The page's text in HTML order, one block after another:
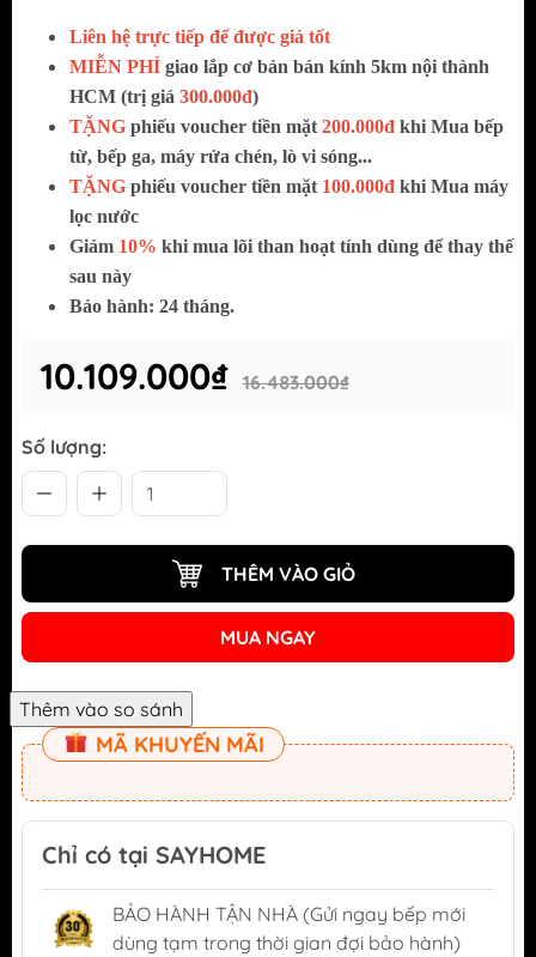
Liên hệ trực tiếp để được giá tốt
MIỄN PHÍ giao lắp cơ bản bán kính 5km nội thành
HCM (trị giá 300.000đ)
TẶNG phiếu voucher tiền mặt 200.000đ khi Mua bếp
từ, bếp ga, máy rửa chén, lò vi sóng...
TẶNG phiếu voucher tiền mặt 100.000đ khi Mua máy
lọc nước
Giảm 10% khi mua lõi than hoạt tính dùng để thay thế
sau này
Bảo hành: 24 tháng.
10.109.000₫ 16.483.000₫
Số lượng:
THÊM VÀO GIỎ
MUA NGAY
MÃ KHUYẾN MÃI
Chỉ có tại SAYHOME
BẢO HÀNH TẬN NHÀ (Gửi ngay bếp mới
dùng tạm trong thời gian đợi bảo hành)